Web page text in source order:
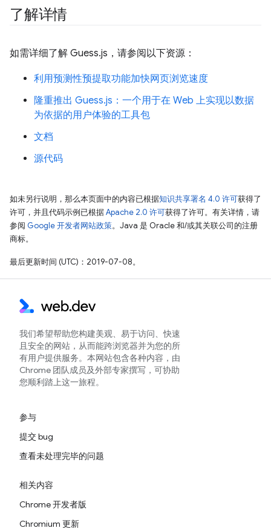
了解详情
如需详细了解 Guess.js，请参阅以下资源：
利用预测性预提取功能加快网页浏览速度
隆重推出 Guess.js：一个用于在 Web 上实现以数据
为依据的用户体验的工具包
文档
源代码
如未另行说明，那么本页面中的内容已根据知识共享署名 4.0 许可获得了
许可，并且代码示例已根据Apache 2.0 许可获得了许可。有关详情，请
参阅 Google 开发者网站政策。Java 是 Oracle 和/或其关联公司的注册
商标。
最后更新时间 (UTC)：2019-07-08。
我们希望帮助您构建美观、易于访问、快速
且安全的网站，从而能跨浏览器并为您的所
有用户提供服务。本网站包含各种内容，由
Chrome 团队成员及外部专家撰写，可协助
您顺利踏上这一旅程。
参与
提交 bug
查看未处理完毕的问题
相关内容
Chrome 开发者版
Chromium 更新